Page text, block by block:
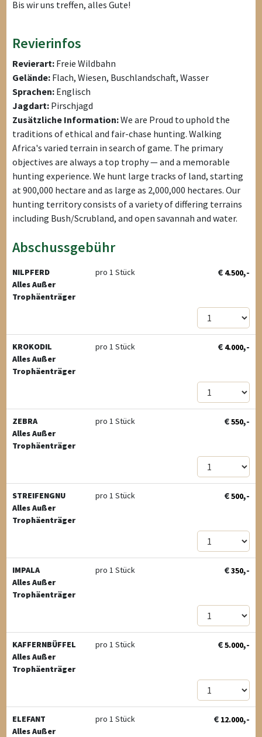
Bis wir uns treffen, alles Gute!
Revierinfos
Revierart: Freie Wildbahn
Gelände: Flach, Wiesen, Buschlandschaft, Wasser
Sprachen: Englisch
Jagdart: Pirschjagd
Zusätzliche Information:We are Proud to uphold the
traditions of ethical and fair-chase hunting. Walking
Africa's varied terrain in search of game. The primary
objectives are always a top trophy — and a memorable
hunting experience. We hunt large tracks of land, starting
at 900,000 hectare and as large as 2,000,000 hectares. Our
hunting territory consists of a variety of differing terrains
including Bush/Scrubland, and open savannah and water.
Abschussgebühr
NILPFERD
Alles Außer
Trophäenträger
pro 1 Stück € 4.500,-
KROKODIL
Alles Außer
Trophäenträger
pro 1 Stück € 4.000,-
ZEBRA
Alles Außer
Trophäenträger
pro 1 Stück €550,-
STREIFENGNU
Alles Außer
Trophäenträger
pro 1 Stück €500,-
IMPALA
Alles Außer
Trophäenträger
pro 1 Stück €350,-
KAFFERNBÜFFEL
Alles Außer
Trophäenträger
pro 1 Stück €5.000,-
ELEFANT
Alles Außer
pro 1 Stück € 12.000,-